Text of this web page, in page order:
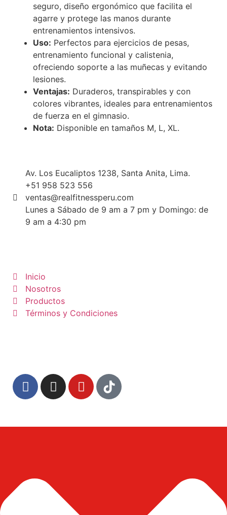
seguro, diseño ergonómico que facilita el
agarre y protege las manos durante
entrenamientos intensivos.
Uso: Perfectos para ejercicios de pesas,
entrenamiento funcional y calistenia,
ofreciendo soporte a las muñecas y evitando
lesiones.
Ventajas: Duraderos, transpirables y con
colores vibrantes, ideales para entrenamientos
de fuerza en el gimnasio.
Nota: Disponible en tamaños M, L, XL.
Av. Los Eucaliptos 1238, Santa Anita, Lima.
+51 958 523 556
ventas@realfitnessperu.com
Lunes a Sábado de 9 am a 7 pm y Domingo: de
9 am a 4:30 pm
Inicio
Nosotros
Productos
Términos y Condiciones